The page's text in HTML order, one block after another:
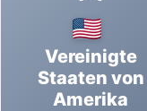
Vereinigte
Staaten von
Amerika